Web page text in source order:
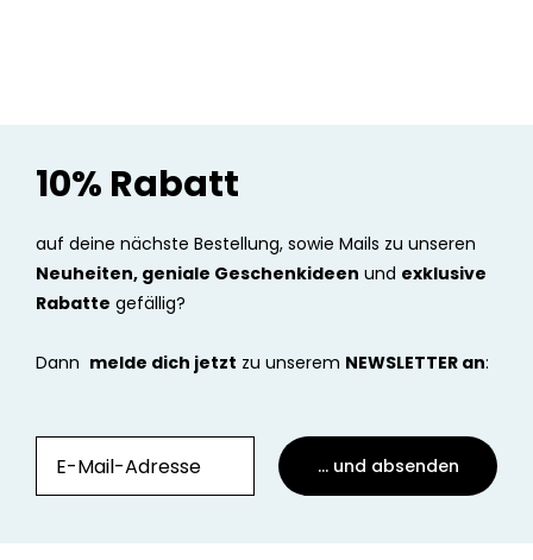
10% Rabatt
auf deine nächste Bestellung, sowie Mails zu unseren
Neuheiten, geniale Geschenkideen und exklusive
Rabatte gefällig?
Dann melde dich jetzt zu unserem NEWSLETTER an:
... und absenden